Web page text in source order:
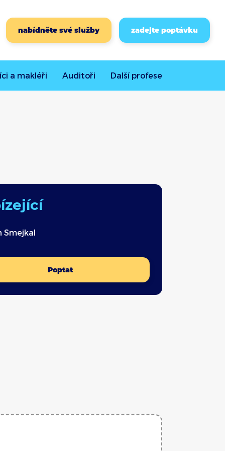
nabídněte své služby zadejte poptávku
a makléři Auditoři Dalšíprofese
Smejkal
Poptat